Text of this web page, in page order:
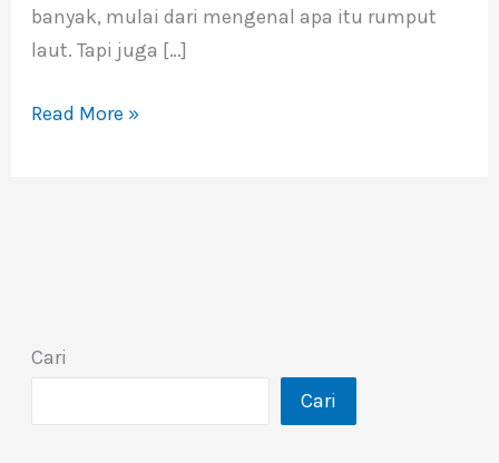
banyak, mulai dari mengenal apa itu rumput
laut. Tapi juga […]
Read More »
Cari
Cari